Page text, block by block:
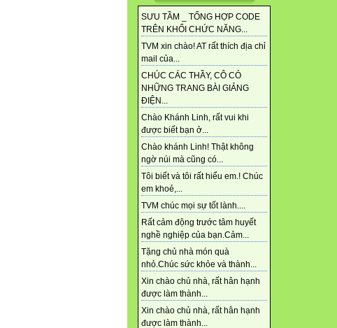
SƯU TẦM _ TỔNG HỢP CODE
TRÊN KHỐI CHỨC NĂNG...
TVM xin chào! AT rất thích địa chỉ
mail của...
CHÚC CÁC THẦY, CÔ CÓ
NHỮNG TRANG BÀI GIẢNG
ĐIỆN...
Chào Khánh Linh, rất vui khi
được biết bạn ở...
Chào khánh Linh! Thật không
ngờ núi mà cũng có...
Tôi biết và tôi rất hiểu em.! Chúc
em khoẻ,...
TVM chúc mọi sự tốt lành....
Rất cảm động trước tâm huyết
nghề nghiệp của bạn.Cảm...
Tặng chủ nhà món quà
nhỏ.Chúc sức khỏe và thành...
Xin chào chủ nhà, rất hân hạnh
được làm thành...
Xin chào chủ nhà, rất hân hạnh
được làm thành...